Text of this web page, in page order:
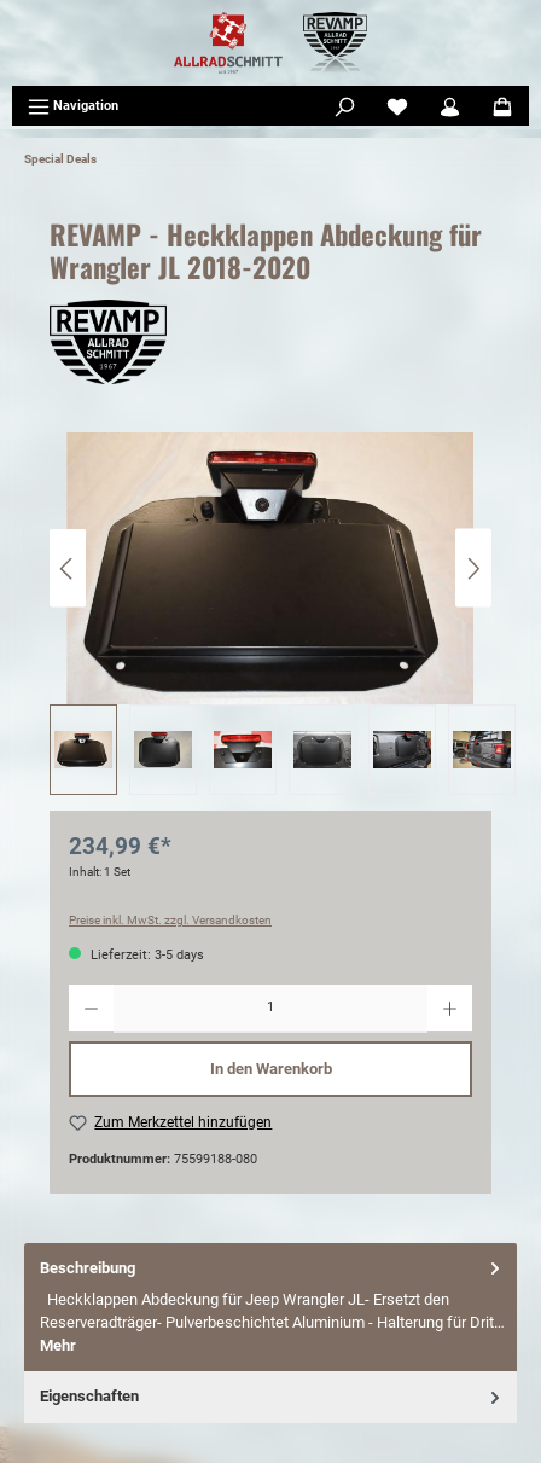
Navigation
Special Deals
REVAMP - Heckklappen Abdeckung für
Wrangler JL 2018-2020
234,99 €*
Inhalt:1 Set
Preise inkl. MwSt. zzgl. Versandkosten
Lieferzeit: 3-5 days
In den Warenkorb
Zum Merkzettel hinzufügen
Produktnummer: 75599188-080
Beschreibung
Heckklappen Abdeckung für Jeep Wrangler JL- Ersetzt den
Reserveradträger- Pulverbeschichtet Aluminium - Halterung für Drit…
Mehr
Eigenschaften